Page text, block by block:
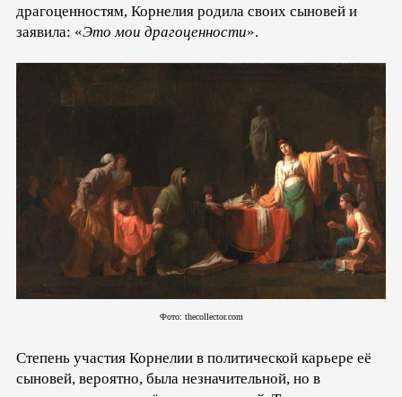
драгоценностям, Корнелия родила своих сыновей и
заявила: «Это мои драгоценности».
Фото: thecollector.com
Степень участия Корнелии в политической карьере её
сыновей, вероятно, была незначительной, но в